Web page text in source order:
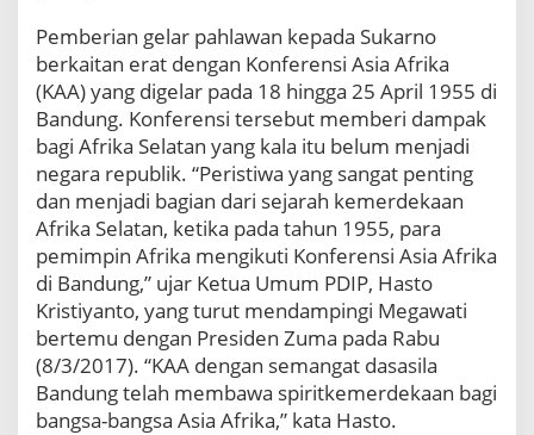
r
i
A
f
r
k
a
S
e
l
a
t
a
n
Pemberian gelar pahlawan kepada Sukarno
berkaitan erat dengan Konferensi Asia Afrika
(KAA) yang digelar pada 18 hingga 25 April 1955 di
Bandung. Konferensi tersebut memberi dampak
bagi Afrika Selatan yang kala itu belum menjadi
negara republik. “Peristiwa yang sangat penting
dan menjadi bagian dari sejarah kemerdekaan
Afrika Selatan, ketika pada tahun 1955, para
pemimpin Afrika mengikuti Konferensi Asia Afrika
di Bandung,” ujar Ketua Umum PDIP, Hasto
Kristiyanto, yang turut mendampingi Megawati
bertemu dengan Presiden Zuma pada Rabu
(8/3/2017). “KAA dengan semangat dasasila
Bandung telah membawa spiritkemerdekaan bagi
bangsa-bangsa Asia Afrika,” kata Hasto.